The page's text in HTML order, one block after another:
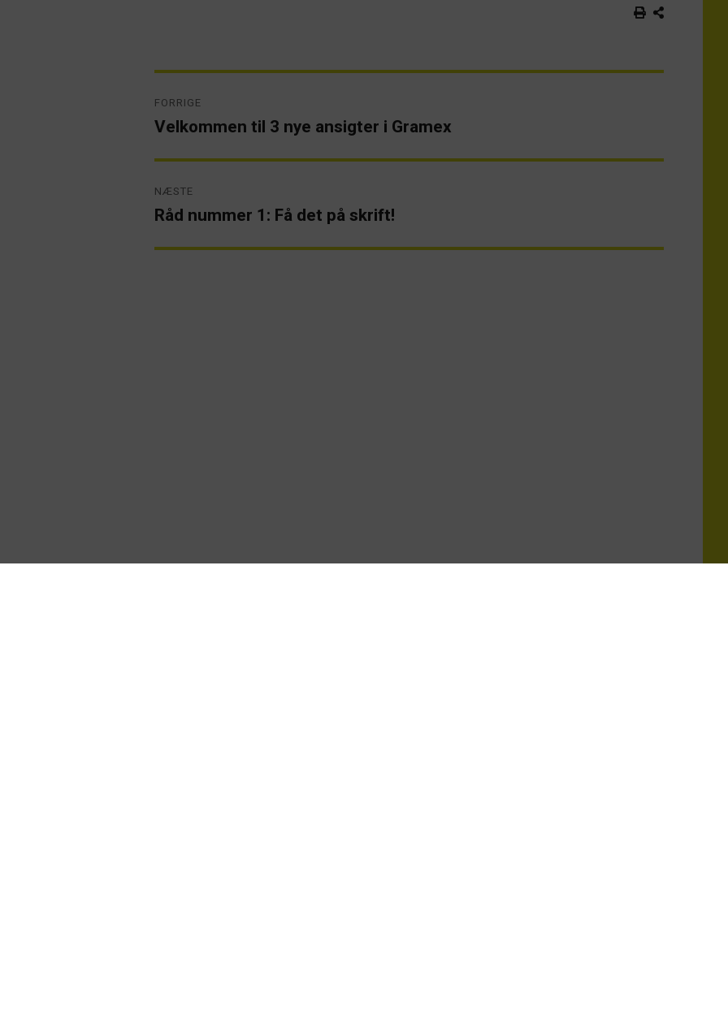
FORRIGE
Forrige
Velkommen til 3 nye ansigter i Gramex
NÆSTE
Næste
Råd nummer 1: Få det på skrift!